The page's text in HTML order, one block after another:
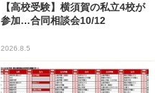
【高校受験】横須賀の私立4校が
参加…合同相談会10/12
2026.8.5